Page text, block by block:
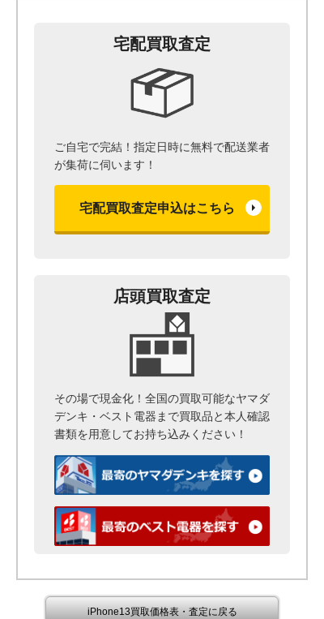
宅配買取査定
ご自宅で完結！指定日時に無料で配送業者
が集荷に伺います！
宅配買取査定申込はこちら
店頭買取査定
その場で現金化！全国の買取可能なヤマダ
デンキ・ベスト電器まで買取品と本人確認
書類を用意してお持ち込みください！
iPhone13買取価格表・査定に戻る